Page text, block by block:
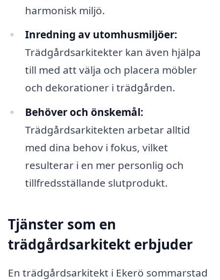
harmonisk miljö.
Inredning av utomhusmiljöer:
Trädgårdsarkitekter kan även hjälpa
till med att välja och placera möbler
och dekorationer i trädgården.
Behöver och önskemål:
Trädgårdsarkitekten arbetar alltid
med dina behov i fokus, vilket
resulterar i en mer personlig och
tillfredsställande slutprodukt.
Tjänster som en
trädgårdsarkitekt erbjuder
En trädgårdsarkitekt i Ekerö sommarstad